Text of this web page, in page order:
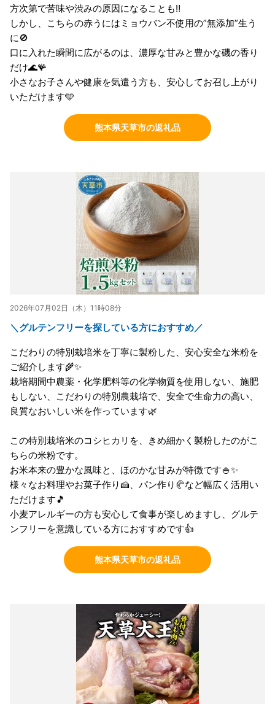
方次第で苦味や渋みの原因になることも‼️
しかし、こちらの赤うにはミョウバン不使用の”無添加”生う
に🚫
口に入れた瞬間に広がるのは、濃厚な甘みと豊かな磯の香り
だけ🌊🪸
小さなお子さんや健康を気遣う方も、安心してお召し上がり
いただけます🩵
熊本県天草市の返礼品
2026年07月02日（木）11時08分
＼グルテンフリーを探している方におすすめ／
こだわりの特別栽培米を丁寧に製粉した、安心安全な米粉を
ご紹介します🌾✨
栽培期間中農薬・化学肥料等の化学物質を使用しない、施肥
もしない、こだわりの特別農栽培で、安全で生命力の高い、
良質なおいしい米を作っています🌿
この特別栽培米のコシヒカリを、きめ細かく製粉したのがこ
ちらの米粉です。
お米本来の豊かな風味と、ほのかな甘みが特徴です🍚✨
様々なお料理やお菓子作り🍰、パン作り🥐など幅広く活用い
ただけます🎵
小麦アレルギーの方も安心して食事が楽しめますし、グルテ
ンフリーを意識している方におすすめです👍
熊本県天草市の返礼品